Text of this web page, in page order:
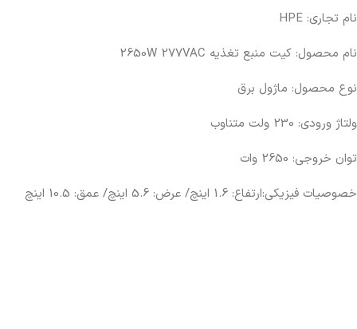
نام تجاری: HPE
نام محصول: کیت منبع تغذیه 2650W 277VAC
نوع محصول: ماژول برق
ولتاژ ورودی: 230 ولت متناوب
توان خروجی: 2650 وات
خصوصیات فیزیکی:ارتفاع: 1.6 اینچ/ عرض: 5.6 اینچ/ عمق: 10.5 اینچ